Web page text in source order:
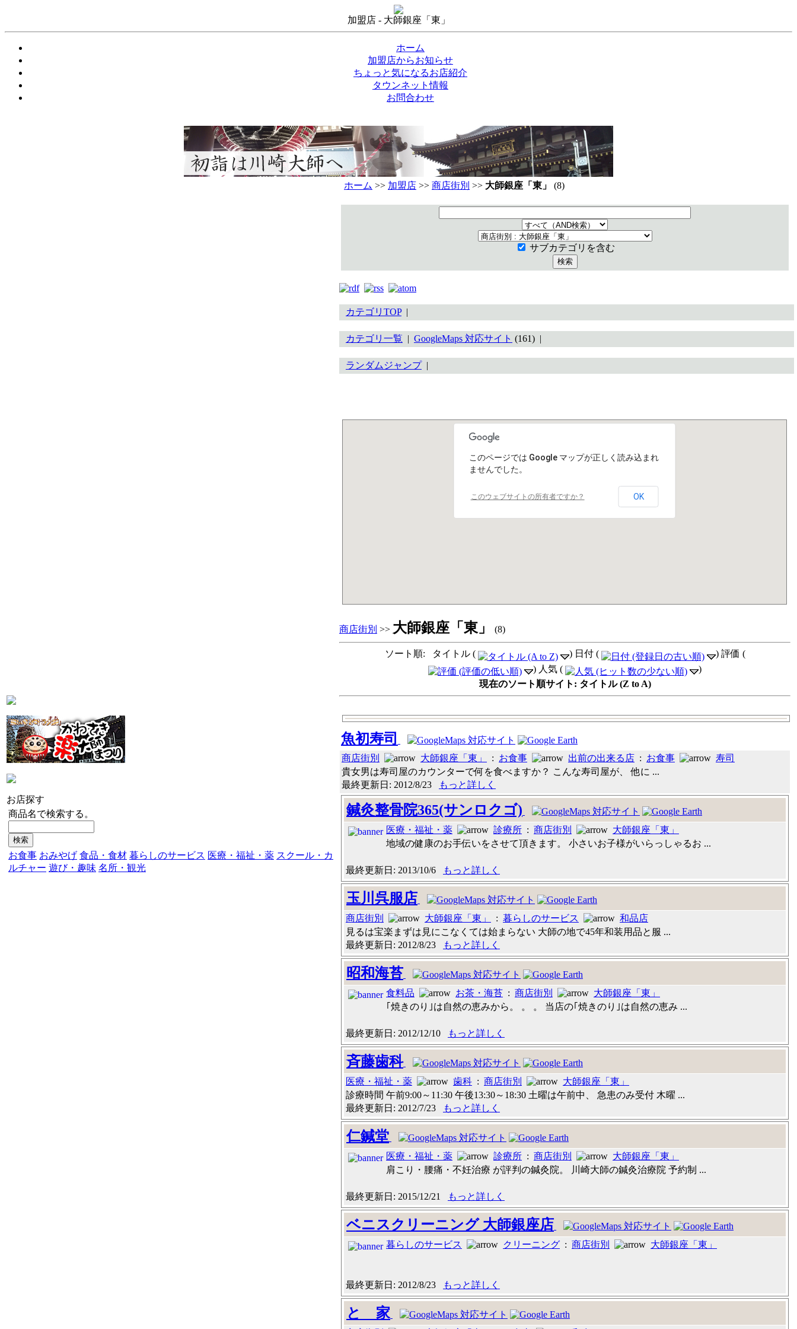
加盟店 - 大師銀座「東」
ホーム
加盟店からお知らせ
ちょっと気になるお店紹介
タウンネット情報
お問合わせ
お店探す
商品名で検索する。
お食事 おみやげ 食品・食材 暮らしのサービス 医療・福祉・薬 スクール・カ
ルチャー 遊び・趣味 名所・観光
ホーム >> 加盟店 >> 商店街別 >> 大師銀座「東」 (8)
サブカテゴリを含む
カテゴリTOP|
カテゴリ一覧 | GoogleMaps 対応サイト (161) |
ランダムジャンプ|
このページでは Google マップが正しく読み込まれ
ませんでした。
このウェブサイトの所有者ですか？ OK
商店街別 >> 大師銀座「東」 (8)
ソート順: タイトル ( ) 日付 (
) 評価 (
) 人気 (
)
現在のソート順サイト: タイトル (Z to A)
魚初寿司
商店街別 大師銀座「東」 : お食事 出前の出来る店 : お食事
寿司
貴女男は寿司屋のカウンターで何を食べますか？ こんな寿司屋が、 他に ...
最終更新日: 2012/8/23
もっと詳しく
鍼灸整骨院365(サンロクゴ)
医療・福祉・薬 診療所 : 商店街別
大師銀座「東」
地域の健康のお手伝いをさせて頂きます。 小さいお子様がいらっしゃるお ...
最終更新日: 2013/10/6 もっと詳しく
玉川呉服店
商店街別 大師銀座「東」 : 暮らしのサービス
和品店
見るは宝楽まずは見にこなくては始まらない 大師の地で45年和装用品と服 ...
最終更新日: 2012/8/23
もっと詳しく
昭和海苔
食料品 お茶・海苔 : 商店街別
大師銀座「東」
｢焼きのり｣は自然の恵みから。 。 。 当店の｢焼きのり｣は自然の恵み ...
最終更新日: 2012/12/10 もっと詳しく
斉藤歯科
医療・福祉・薬 歯科 : 商店街別
大師銀座「東」
診療時間 午前9:00～11:30 午後13:30～18:30 土曜は午前中、 急患のみ受付 木曜 ...
最終更新日: 2012/7/23
もっと詳しく
仁鍼堂
医療・福祉・薬 診療所 : 商店街別
大師銀座「東」
肩こり・腰痛・不妊治療 が評判の鍼灸院。 川崎大師の鍼灸治療院 予約制 ...
最終更新日: 2015/12/21 もっと詳しく
ベニスクリーニング 大師銀座店
暮らしのサービス クリーニング : 商店街別 大師銀座「東」
最終更新日: 2012/8/23 もっと詳しく
とゝ家